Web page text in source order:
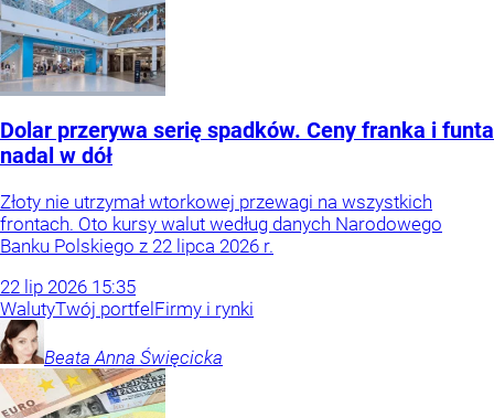
Dolar przerywa serię spadków. Ceny franka i funta
nadal w dół
Złoty nie utrzymał wtorkowej przewagi na wszystkich
frontach. Oto kursy walut według danych Narodowego
Banku Polskiego z 22 lipca 2026 r.
22 lip 2026 15:35
WalutyTwój portfel Firmy i rynki
Beata Anna Święcicka